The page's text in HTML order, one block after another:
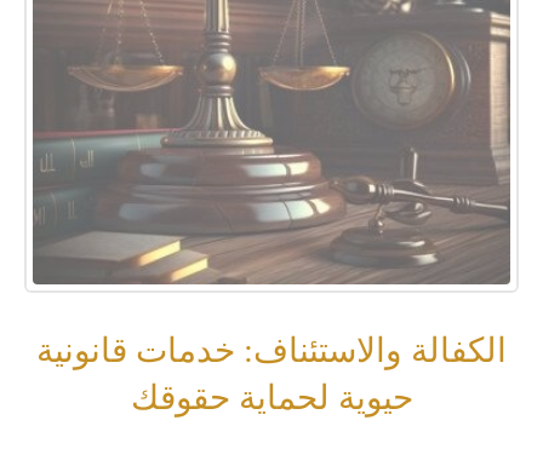
الكفالة والاستئناف: خدمات قانونية
حيوية لحماية حقوقك